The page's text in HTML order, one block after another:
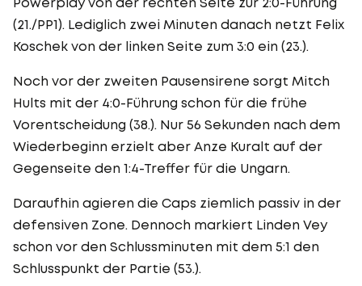
(21./PP1). Lediglich zwei Minuten danach netzt Felix
Koschek von der linken Seite zum 3:0 ein (23.).
Noch vor der zweiten Pausensirene sorgt Mitch
Hults mit der 4:0-Führung schon für die frühe
Vorentscheidung (38.). Nur 56 Sekunden nach dem
Wiederbeginn erzielt aber Anze Kuralt auf der
Gegenseite den 1:4-Treffer für die Ungarn.
Daraufhin agieren die Caps ziemlich passiv in der
defensiven Zone. Dennoch markiert Linden Vey
schon vor den Schlussminuten mit dem 5:1 den
Schlusspunkt der Partie (53.).